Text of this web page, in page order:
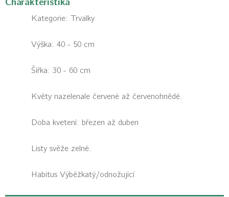
Kategorie: Trvalky
Výška: 40 - 50 cm
Šířka: 30 - 60 cm
Květy nazelenale červené až červenohnědé.
Doba kvetení: březen až duben
Listy svěže zelné.
Habitus Výběžkatý/odnožující